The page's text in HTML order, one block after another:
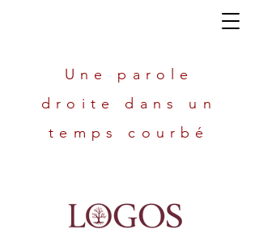
Une parole
droite dans un
temps courbé